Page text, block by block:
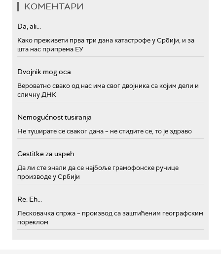
КОМЕНТАРИ
Da, ali...
Како преживети прва три дана катастрофе у Србији, и за
шта нас припрема ЕУ
Dvojnik mog oca
Вероватно свако од нас има свог двојника са којим дели и
сличну ДНК
Nemogućnost tusiranja
Не туширате се сваког дана – не стидите се, то је здраво
Cestitke za uspeh
Да ли сте знали да се најбоље грамофонске ручице
производе у Србији
Re: Eh...
Лесковачка спржа – производ са заштићеним географским
пореклом